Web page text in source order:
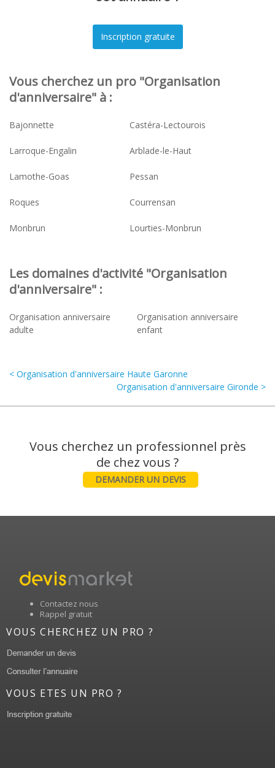
Vous cherchez un pro "Organisation
d'anniversaire" à :
Bajonnette Castéra-Lectourois
Larroque-Engalin Arblade-le-Haut
Lamothe-Goas Pessan
Roques Courrensan
Monbrun Lourties-Monbrun
Les domaines d'activité "Organisation
d'anniversaire" :
Organisation anniversaire
adulte
Organisation anniversaire
enfant
< Organisation d'anniversaire Haute Garonne
Organisation d'anniversaire Gironde >
Vous cherchez un professionnel près
DEMANDER UN DEVIS
Contactez nous
Rappel gratuit
VOUS CHERCHEZ UN PRO ?
VOUS ETES UN PRO ?